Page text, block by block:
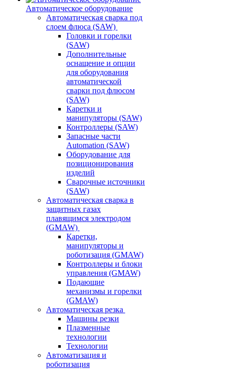
Автоматическое оборудование
Автоматическая сварка под
слоем флюса (SAW)
Головки и горелки
(SAW)
Дополнительные
оснащение и опции
для оборудования
автоматической
сварки под флюсом
(SAW)
Каретки и
манипуляторы (SAW)
Контроллеры (SAW)
Запасные части
Automation (SAW)
Оборудование для
позиционирования
изделий
Сварочные источники
(SAW)
Автоматическая сварка в
защитных газах
плавящимся электродом
(GMAW)
Каретки,
манипуляторы и
роботизация (GMAW)
Контроллеры и блоки
управления (GMAW)
Подающие
механизмы и горелки
(GMAW)
Автоматическая резка
Машины резки
Плазменные
технологии
Технологии
Автоматизация и
роботизация